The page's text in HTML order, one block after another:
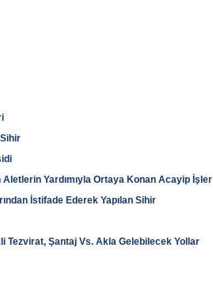
Yardımıyla Ortaya Konan Acayip İşler
İstifade Ederek Yapılan Sihir
Tezvirat, Şantaj Vs. Akla Gelebilecek Yollar